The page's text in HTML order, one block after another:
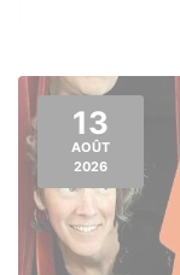
13
AOÛT
2026